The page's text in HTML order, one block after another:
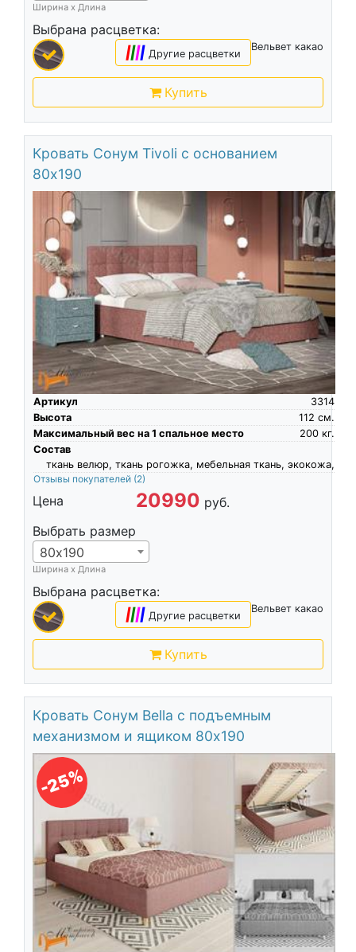
Ширина х Длина
Выбрана расцветка:
Вельвет какао
|||| Другие расцветки
Купить
Кровать Сонум Tivoli с основанием
80х190
Артикул
3314
Высота
см.
112
Максимальный вес на 1 спальное место
кг.
200
Состав
ткань велюр, ткань рогожка, мебельная ткань, экокожа,
Отзывы покупателей (2)
Цена 20990 руб.
Выбрать размер
80х190
Ширина х Длина
Выбрана расцветка:
Вельвет какао
|||| Другие расцветки
Купить
Кровать Сонум Bella с подъемным
механизмом и ящиком 80х190
-25%